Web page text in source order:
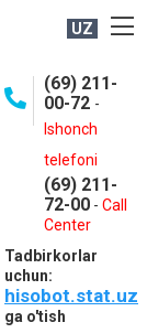
UZ
(69) 211-
00-72 -
Ishonch
telefoni
(69) 211-
72-00 - Call
Center
Tadbirkorlar
uchun:
hisobot.stat.uz
ga o'tish